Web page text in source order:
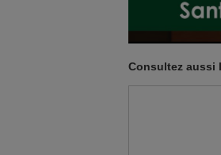
Consultez aussi